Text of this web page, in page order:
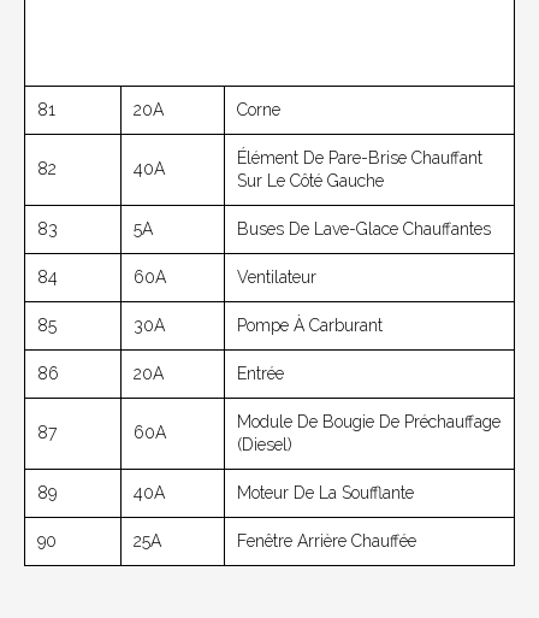
81 20A Corne
82 40A
Élément De Pare-Brise Chauffant
Sur Le Côté Gauche
83 5A Buses De Lave-Glace Chauffantes
84 60A Ventilateur
85 30A Pompe À Carburant
86 20A Entrée
87 60A
Module De Bougie De Préchauffage
(diesel)
89 40A Moteur De La Soufflante
90 25A Fenêtre Arrière Chauffée